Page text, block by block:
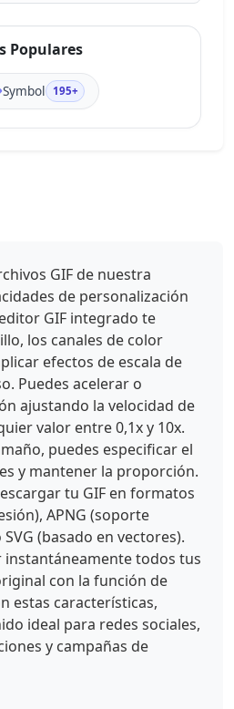
Populares
Symbol 195+
GIF de nuestra
de personalización
GIF integrado te
los canales de color
efectos de escala de
Puedes acelerar o
ajustando la velocidad de
valor entre 0,1x y 10x.
puedes especificar el
y mantener la proporción.
tu GIF en formatos
APNG (soporte
(basado en vectores).
instantáneamente todos tus
con la función de
estas características,
ideal para redes sociales,
y campañas de